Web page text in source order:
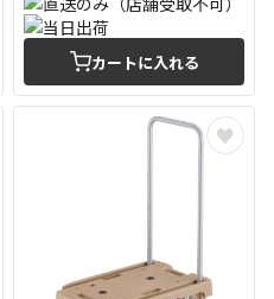
カートに入れる